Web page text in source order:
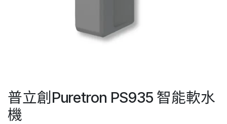
普立創Puretron PS935 智能軟水
機